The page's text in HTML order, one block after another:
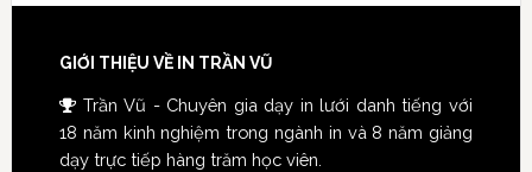
GIỚI THIỆU VỀ IN TRẦN VŨ
Trần Vũ - Chuyên gia dạy in lưới danh tiếng với
18 năm kinh nghiệm trong ngành in và 8 năm giảng
dạy trực tiếp hàng trăm học viên.